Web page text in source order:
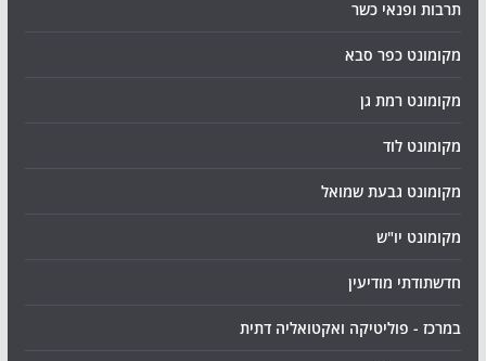
תרבות ופנאי כשר
מקומונט כפר סבא
מקומונט רמת גן
מקומונט לוד
מקומונט גבעת שמואל
מקומונט יו"ש
חדשתודתי מודיעין
במרכז - פוליטיקה ואקטואליה דתית